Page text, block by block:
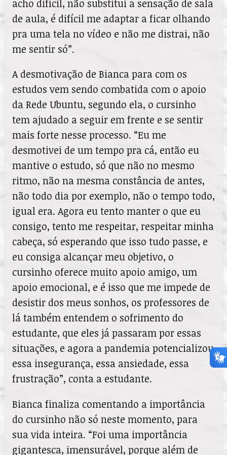
acho difícil, não substitui a sensação de sala
de aula, é difícil me adaptar a ficar olhando
pra uma tela no vídeo e não me distrai, não
me sentir só”.
A desmotivação de Bianca para com os
estudos vem sendo combatida com o apoio
da Rede Ubuntu, segundo ela, o cursinho
tem ajudado a seguir em frente e se sentir
mais forte nesse processo. “Eu me
desmotivei de um tempo pra cá, então eu
mantive o estudo, só que não no mesmo
ritmo, não na mesma constância de antes,
não todo dia por exemplo, não o tempo todo,
igual era. Agora eu tento manter o que eu
consigo, tento me respeitar, respeitar minha
cabeça, só esperando que isso tudo passe, e
eu consiga alcançar meu objetivo, o
cursinho oferece muito apoio amigo, um
apoio emocional, e é isso que me impede de
desistir dos meus sonhos, os professores de
lá também entendem o sofrimento do
estudante, que eles já passaram por essas
situações, e agora a pandemia potencializou
essa insegurança, essa ansiedade, essa
frustração”, conta a estudante.
Bianca finaliza comentando a importância
do cursinho não só neste momento, para
sua vida inteira. “Foi uma importância
gigantesca, imensurável, porque além de